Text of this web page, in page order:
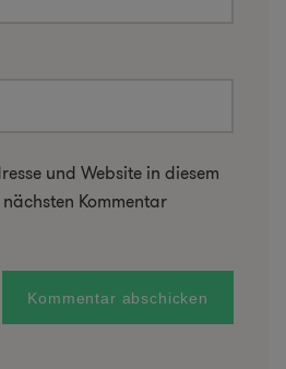
und Website in diesem
Kommentar